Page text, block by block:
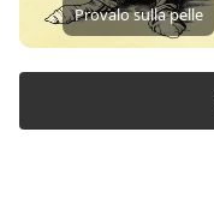
Provalo sulla pelle